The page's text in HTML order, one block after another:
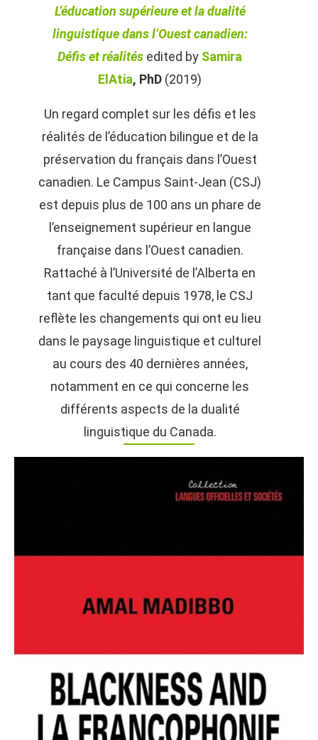
L’éducation supérieure et la dualité
linguistique dans l’Ouest canadien:
Défis et réalités edited by Samira
ElAtia, PhD (2019)
Un regard complet sur les défis et les
réalités de l’éducation bilingue et de la
préservation du français dans l’Ouest
canadien. Le Campus Saint-Jean (CSJ)
est depuis plus de 100 ans un phare de
l’enseignement supérieur en langue
française dans l’Ouest canadien.
Rattaché à l’Université de l’Alberta en
tant que faculté depuis 1978, le CSJ
reflète les changements qui ont eu lieu
dans le paysage linguistique et culturel
au cours des 40 dernières années,
notamment en ce qui concerne les
différents aspects de la dualité
linguistique du Canada.